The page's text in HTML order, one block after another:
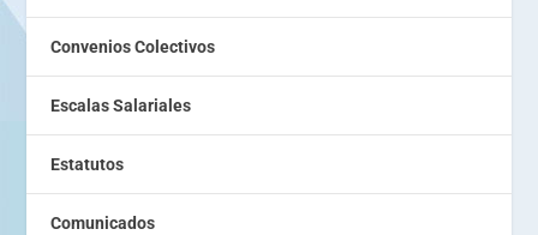
Convenios Colectivos
Escalas Salariales
Estatutos
Comunicados